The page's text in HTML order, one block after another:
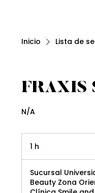
Inicio Lista de
FRAXIS
N/A
1 h
Sucursal
Beauty Zona